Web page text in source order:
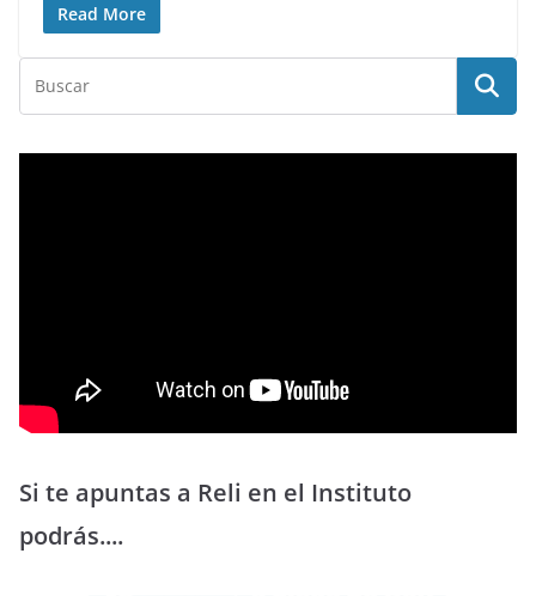
Read More
Si te apuntas a Reli en el Instituto
podrás....